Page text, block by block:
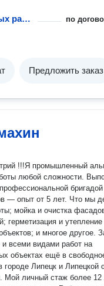
Мойка окон при высотных работах по
Предложить заказ
!!!Я промышленный
сложности. Выполняю
5 лет. Что мы делаем:
окон;
Занимаюсь
всеми видами работ на
объектах ещё в
Липецк и Липецкой
Мой личный стаж более 12